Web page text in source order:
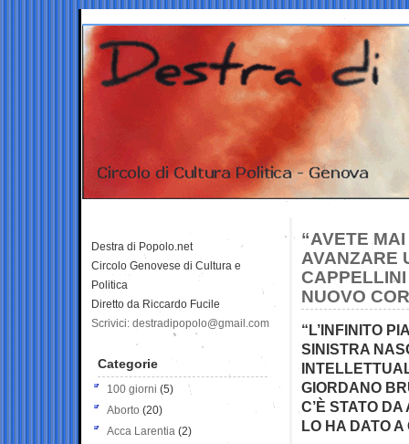
“AVETE
AVANZARE
NUOVO
“L’INFINITO
SINISTRA
GIORDANO
C’È STATO
LO HA DATO
Destra di Popolo.net
Circolo Genovese di Cultura e
Politica
Diretto da Riccardo Fucile
Scrivici: destradipopolo@gmail.com
Categorie
100 giorni (5)
Aborto (20)
Acca Larentia (2)